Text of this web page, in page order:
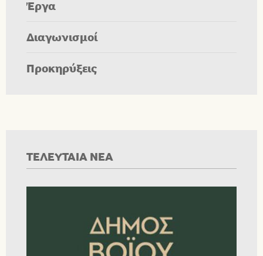
Έργα
Διαγωνισμοί
Προκηρύξεις
ΤΕΛΕΥΤΑΙΑ ΝΕΑ